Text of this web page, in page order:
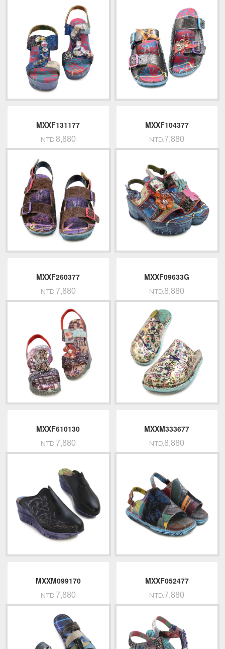
MXXF131177
NTD.8,880
MXXF104377
NTD.7,880
MXXF260377
NTD.7,880
MXXF09633G
NTD.8,880
MXXF610130
NTD.7,880
MXXM333677
NTD.8,880
MXXM099170
NTD.7,880
MXXF052477
NTD.7,880